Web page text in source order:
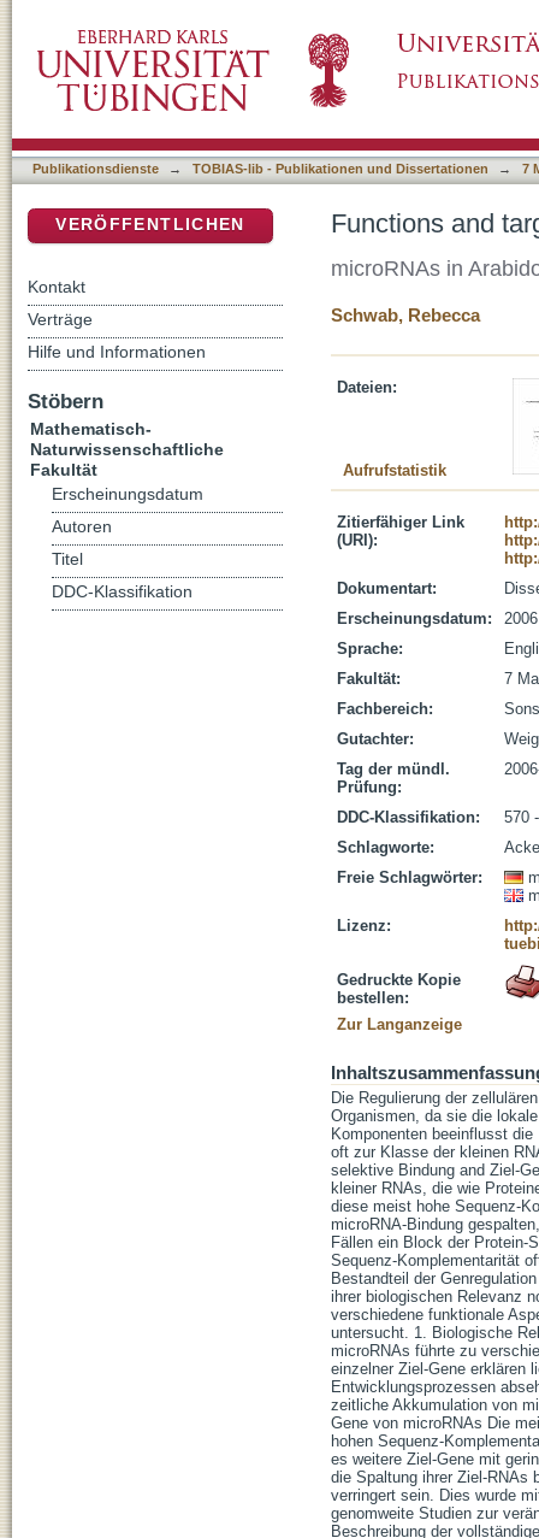
Publikationsdienste → TOBIAS-lib - Publikationen und Dissertationen → 7
Functions and
microRNAs in
Schwab, Rebecca
Dateien:
Aufrufstatistik
Zitierfähiger Link
(URI):
Dokumentart:
Erscheinungsdatum:
2006
Sprache:
Fakultät:
7
Fachbereich:
Gutachter:
Tag der mündl.
Prüfung:
DDC-Klassifikation:
570
Schlagworte:
Freie Schlagwörter:
Lizenz:
Gedruckte Kopie
bestellen:
Zur Langanzeige
Die Regulierung der
Organismen, da sie die
Komponenten beeinflusst
oft zur Klasse der kleinen
selektive Bindung and Ziel-
kleiner RNAs, die wie
diese meist hohe Sequenz-
microRNA-Bindung
Fällen ein Block der Protein-
Sequenz-Komplementarität
Bestandteil der
ihrer biologischen Relevanz
verschiedene funktionale
untersucht. 1. Biologische
microRNAs führte zu
einzelner Ziel-Gene erklären
Entwicklungsprozessen
zeitliche Akkumulation von
Gene von microRNAs Die
hohen Sequenz-
es weitere Ziel-Gene mit
die Spaltung ihrer Ziel-RNAs
verringert sein. Dies wurde
genomweite Studien zur
Beschreibung der
VERÖFFENTLICHEN
Kontakt
Verträge
Hilfe und Informationen
Stöbern
Mathematisch-
Naturwissenschaftliche
Fakultät
Erscheinungsdatum
Autoren
Titel
DDC-Klassifikation